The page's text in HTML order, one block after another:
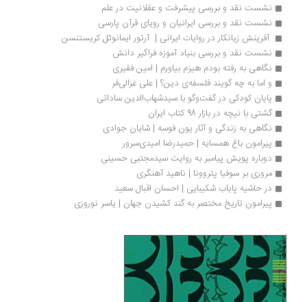
نشست نقد و بررسی پیشرفت و عقلانیت در علم
نشست نقد و بررسی ایرانیان و رویای قرآن پارسی
آفرینش زیانکار در روایات ایرانی |  آرتور ایمانوئل کریستنسن
نشست نقد و بررسی بنیاد آموزه فراگیر دانش
نگاهی به رفته بودم هیزم بیاورم | امین فقیری
و اما به چه گویند فلسفه‌ی دین؟ | علی غزالی‌فر
پایان کودکی در گفت‌وگو با سیدشهاب‌الدین ساداتی
گشتی با نیچه در بازار 98 کتاب ایران
نگاهی به زندگی و آثار یون فوسه | شایان جوادی
پیرامون باغ همسایه | حمیدرضا امیدی‌سرور
دوباره پویش پیامبر به روایت سیدمجتبی حسینی
مروری بر سوفیا پتروونا | ناهید آهنگری
در حاشیه پایاب شکیبایی | احسان اقبال سعید
پیرامون تاریخ مختصر به گند کشیدن جهان | یاسر نوروزی